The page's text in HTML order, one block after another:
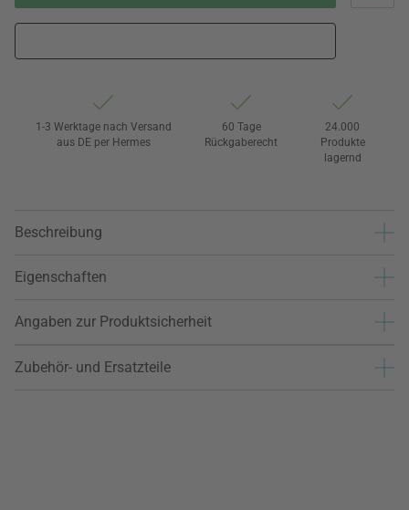
1-3 Werktage nach Versand
aus DE per Hermes
60 Tage
Rückgaberecht
24.000
Produkte
lagernd
Beschreibung
Eigenschaften
Angaben zur Produktsicherheit
Zubehör- und Ersatzteile